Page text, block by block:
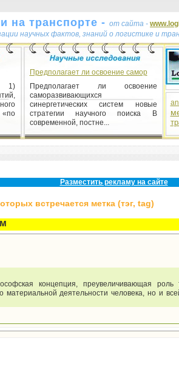
на транспорте - от сайта -
научных фактов, знаний о логистике и
1)
—
Предполагает ли освоение самор
Предполагает ли освоение
саморазвивающихся
синергетических систем новые
стратегии научного поиска В
современной, постне...
Разместить рекламу на сайте
встречается метка (тэг, tag)
концепция, преувеличивающая роль
материальной деятельности человека, но и